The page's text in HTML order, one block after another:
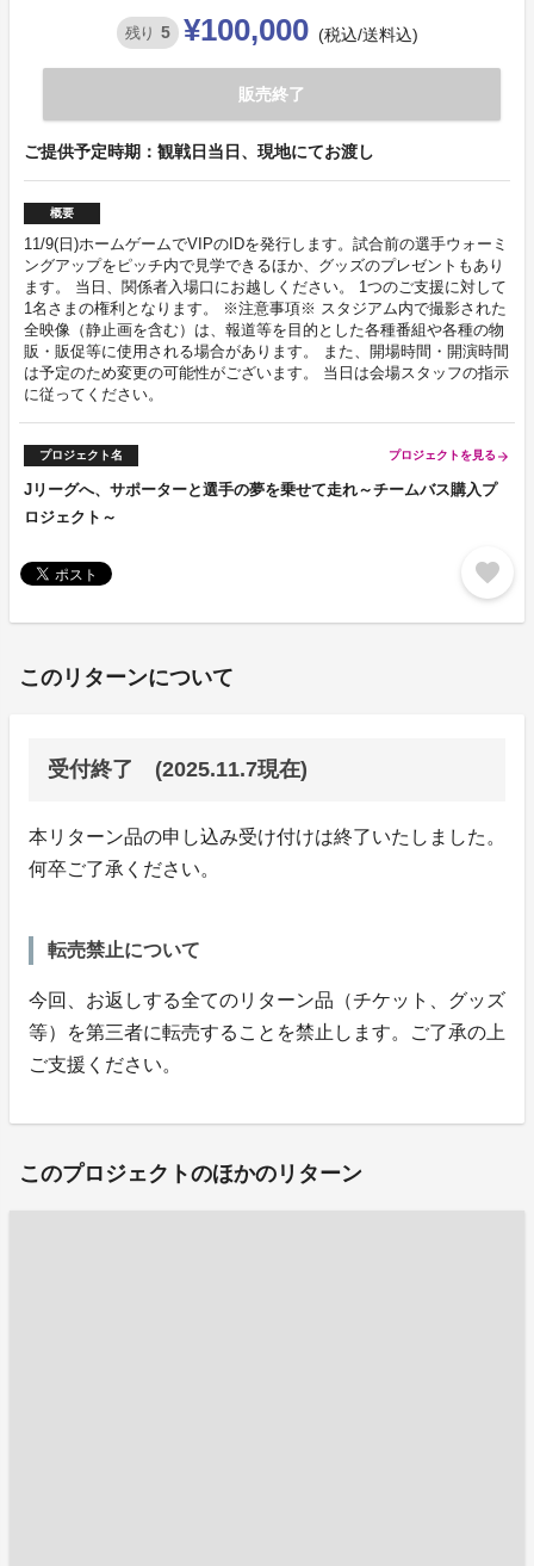
残り 5 ¥100,000 (税込/送料込)
販売終了
ご提供予定時期：観戦日当日、現地にてお渡し
概要
11/9(日)ホームゲームでVIPのIDを発行します。試合前の選手ウォーミ
ングアップをピッチ内で見学できるほか、グッズのプレゼントもあり
ます。 当日、関係者入場口にお越しください。 1つのご支援に対して
1名さまの権利となります。 ※注意事項※ スタジアム内で撮影された
全映像（静止画を含む）は、報道等を目的とした各種番組や各種の物
販・販促等に使用される場合があります。 また、開場時間・開演時間
は予定のため変更の可能性がございます。 当日は会場スタッフの指示
に従ってください。
プロジェクト名 プロジェクトを見る arrow_forward
Jリーグへ、サポーターと選手の夢を乗せて走れ～チームバス購入プ
ロジェクト～
favorite
このリターンについて
受付終了 (2025.11.7現在)
本リターン品の申し込み受け付けは終了いたしました。
何卒ご了承ください。
転売禁止について
今回、お返しする全てのリターン品（チケット、グッズ
等）を第三者に転売することを禁止します。ご了承の上
ご支援ください。
このプロジェクトのほかのリターン